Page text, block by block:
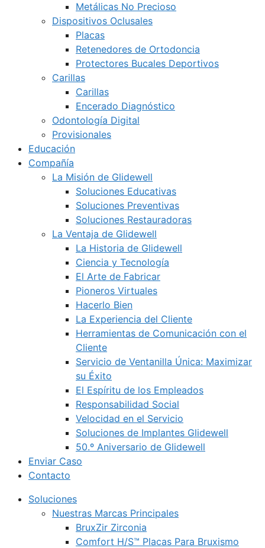
Metálicas No Precioso
Dispositivos Oclusales
Placas
Retenedores de Ortodoncia
Protectores Bucales Deportivos
Carillas
Carillas
Encerado Diagnóstico
Odontología Digital
Provisionales
Educación
Compañía
La Misión de Glidewell
Soluciones Educativas
Soluciones Preventivas
Soluciones Restauradoras
La Ventaja de Glidewell
La Historia de Glidewell
Ciencia y Tecnología
El Arte de Fabricar
Pioneros Virtuales
Hacerlo Bien
La Experiencia del Cliente
Herramientas de Comunicación con el
Cliente
Servicio de Ventanilla Única: Maximizar
su Éxito
El Espíritu de los Empleados
Responsabilidad Social
Velocidad en el Servicio
Soluciones de Implantes Glidewell
50.º Aniversario de Glidewell
Enviar Caso
Contacto
Soluciones
Nuestras Marcas Principales
BruxZir Zirconia
Comfort H/S™ Placas Para Bruxismo